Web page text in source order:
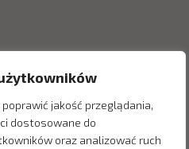
jakość przeglądania,
dostosowane do
oraz analizować ruch